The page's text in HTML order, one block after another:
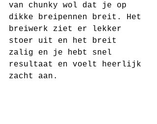
van chunky wol dat je op
dikke breipennen breit. Het
breiwerk ziet er lekker
stoer uit en het breit
zalig en je hebt snel
resultaat en voelt heerlijk
zacht aan.